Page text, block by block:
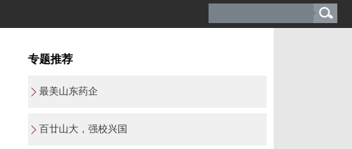
专题推荐
最美山东药企
百廿山大，强校兴国